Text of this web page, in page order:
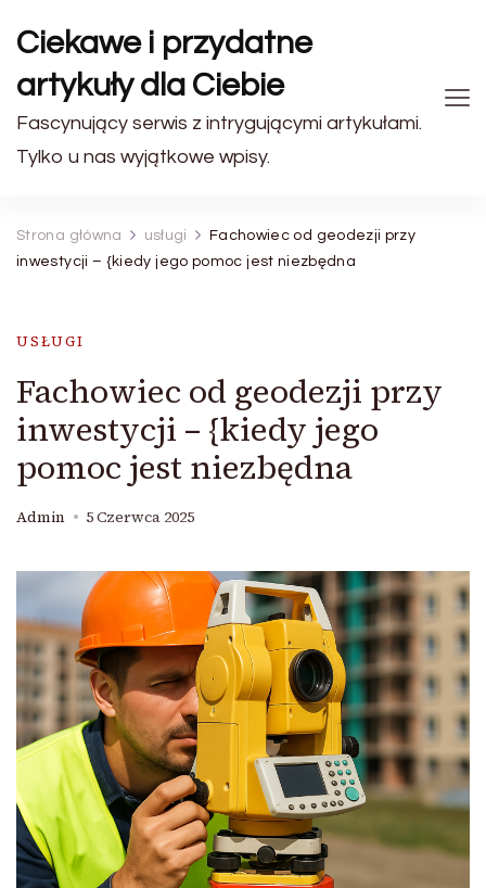
Ciekawe i przydatne
artykuły dla Ciebie
Fascynujący serwis z intrygującymi artykułami.
Tylko u nas wyjątkowe wpisy.
Strona główna usługi
Fachowiec od geodezji przy
inwestycji – {kiedy jego pomoc jest niezbędna
USŁUGI
Fachowiec od geodezji przy
inwestycji – {kiedy jego
pomoc jest niezbędna
Admin 5 Czerwca 2025